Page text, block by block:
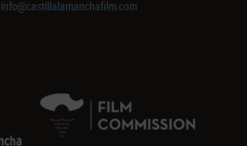
info@castillalamanchafilm.com